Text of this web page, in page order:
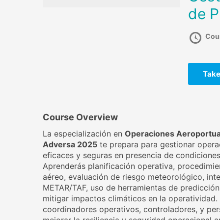
de
Course Overview
La especialización en Operaciones
Adversa 2025 te prepara para gestionar
eficaces y seguras en presencia de
Aprenderás planificación operativa,
aéreo, evaluación de riesgo meteorológico,
METAR/TAF, uso de herramientas de
mitigar impactos climáticos en la operatividad.
coordinadores operativos, controladores, y